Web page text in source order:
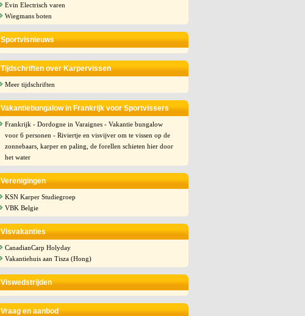
Evin Electrisch varen
Wiegmans boten
Sportvisnieuws
Tijdschriften over Karpervissen
Meer tijdschriften
Vakantiebungalow in Frankrijk voor Sportvissers
Frankrijk - Dordogne in Varaignes - Vakantie bungalow
voor 6 personen - Riviertje en visvijver om te vissen op de
zonnebaars, karper en paling, de forellen schieten hier door
het water
Verenigingen
KSN Karper Studiegroep
VBK Belgie
Visvakanties
CanadianCarp Holyday
Vakantiehuis aan Tisza (Hong)
Viswedstrijden
Vraag en aanbod